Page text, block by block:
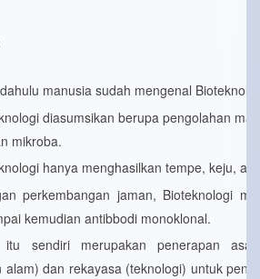
manusia sudah mengenal
diasumsikan berupa pengolahan
mikroba.
hanya menghasilkan tempe, keju,
perkembangan jaman, Bioteknologi
kemudian antibbodi monoklonal.
itu sendiri merupakan penerapan
alam) dan rekayasa (teknologi) untuk